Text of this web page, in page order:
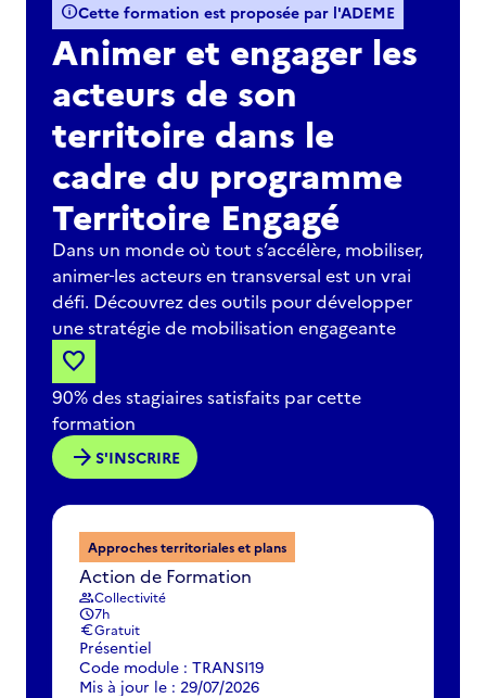
infoCette formation est proposée par l'ADEME
Animer et engager les
acteurs de son
territoire dans le
cadre du programme
Territoire Engagé
Dans un monde où tout s’accélère, mobiliser,
animer les acteurs en transversal est un vrai
défi. Découvrez des outils pour développer
une stratégie de mobilisation engageante
favorite
90% des stagiaires satisfaits par cette
formation
arrow_forward S'INSCRIRE
Approches territoriales et plans
Action de Formation
groupCollectivité
schedule7h
euroGratuit
Présentiel
Code module : TRANSI19
Mis à jour le : 29/07/2026